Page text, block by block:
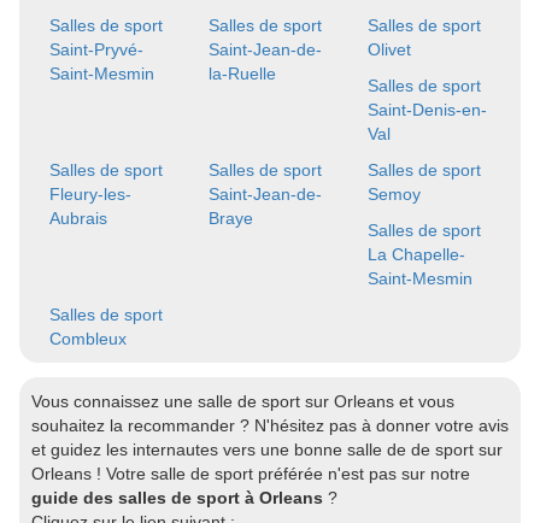
Salles de sport
Saint-Pryvé-
Saint-Mesmin
Salles de sport
Saint-Jean-de-
la-Ruelle
Salles de sport
Olivet
Salles de sport
Saint-Denis-en-
Val
Salles de sport
Fleury-les-
Aubrais
Salles de sport
Saint-Jean-de-
Braye
Salles de sport
Semoy
Salles de sport
La Chapelle-
Saint-Mesmin
Salles de sport
Combleux
Vous connaissez une salle de sport sur Orleans et vous
souhaitez la recommander ? N'hésitez pas à donner votre avis
et guidez les internautes vers une bonne salle de de sport sur
Orleans ! Votre salle de sport préférée n'est pas sur notre
guide des salles de sport à Orleans ?